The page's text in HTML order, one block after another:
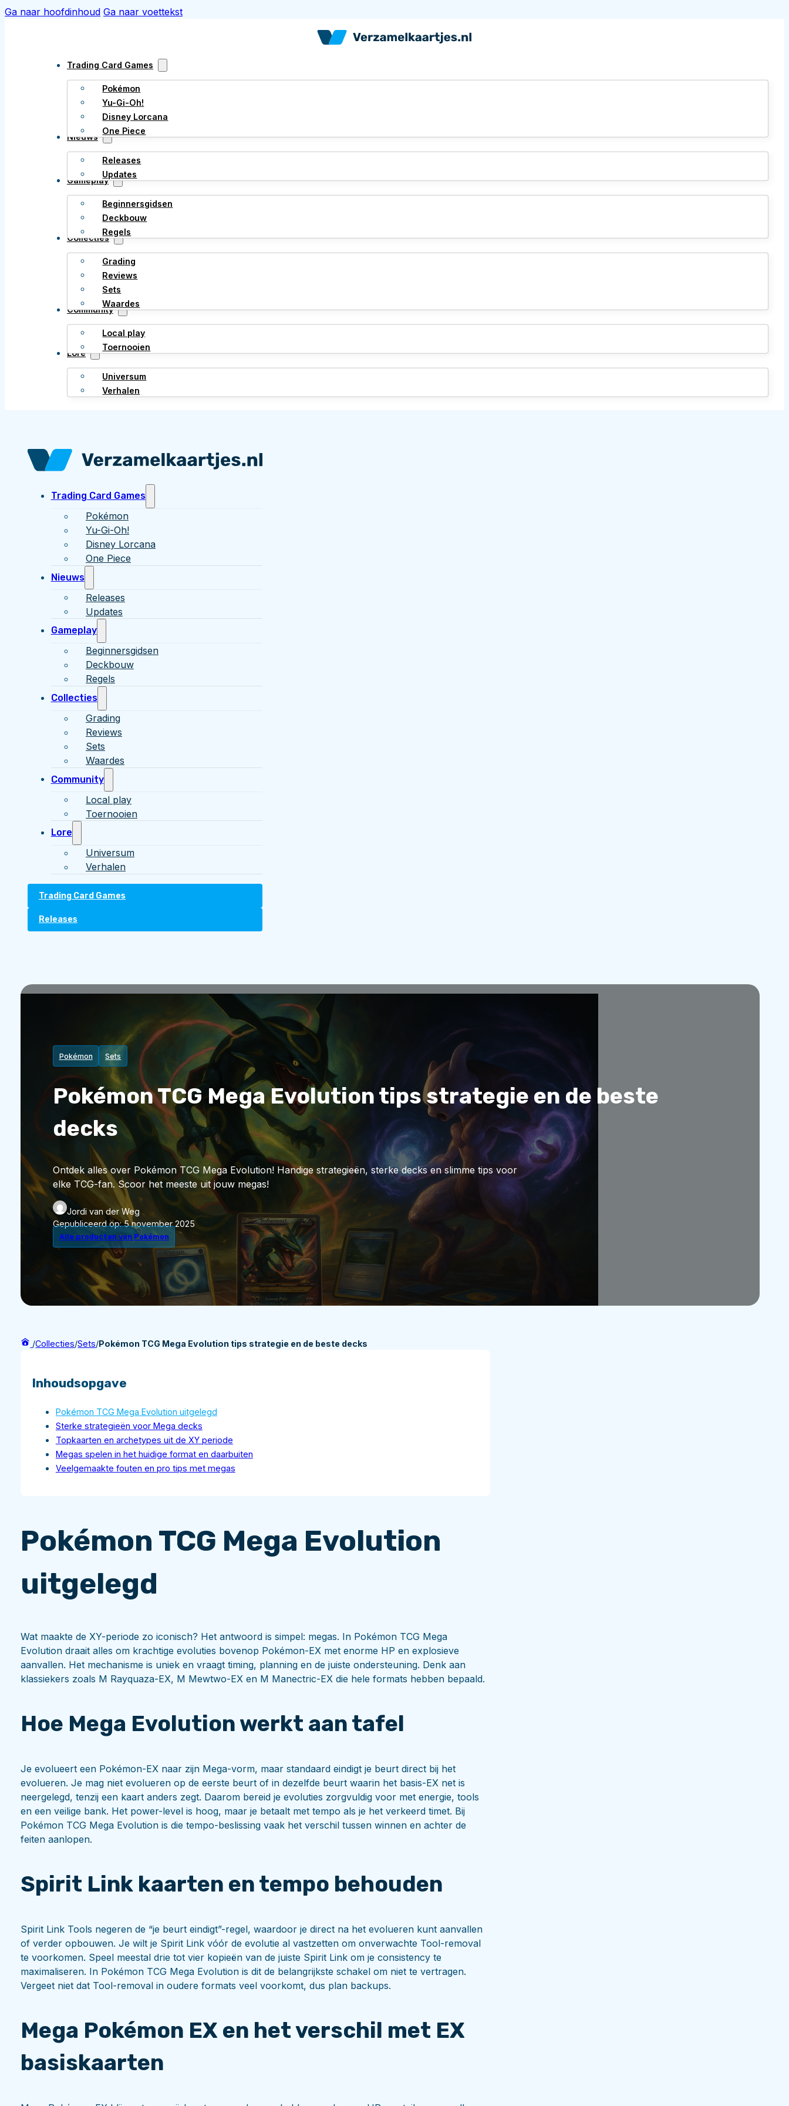
Ga naar hoofdinhoud Ga naar voettekst
Trading Card Games
Pokémon
Yu-Gi-Oh!
Disney Lorcana
One Piece
Nieuws
Releases
Updates
Gameplay
Beginnersgidsen
Deckbouw
Regels
Collecties
Grading
Reviews
Sets
Waardes
Community
Local play
Toernooien
Lore
Universum
Verhalen
Trading Card Games
Pokémon
Yu-Gi-Oh!
Disney Lorcana
One Piece
Nieuws
Releases
Updates
Gameplay
Beginnersgidsen
Deckbouw
Regels
Collecties
Grading
Reviews
Sets
Waardes
Community
Local play
Toernooien
Lore
Universum
Verhalen
Trading Card Games
Releases
Pokémon Sets
Pokémon TCG Mega Evolution tips strategie en de beste
decks
Ontdek alles over Pokémon TCG Mega Evolution! Handige strategieën, sterke decks en slimme tips voor
elke TCG-fan. Scoor het meeste uit jouw megas!
Jordi van der Weg
Gepubliceerd op:5 november 2025
Alle producten van Pokémon
/Collecties/Sets/Pokémon TCG Mega Evolution tips strategie en de beste decks
Inhoudsopgave
Pokémon TCG Mega Evolution uitgelegd
Sterke strategieën voor Mega decks
Topkaarten en archetypes uit de XY periode
Megas spelen in het huidige format en daarbuiten
Veelgemaakte fouten en pro tips met megas
Pokémon TCG Mega Evolution
uitgelegd
Wat maakte de XY-periode zo iconisch? Het antwoord is simpel: megas. In Pokémon TCG Mega
Evolution draait alles om krachtige evoluties bovenop Pokémon-EX met enorme HP en explosieve
aanvallen. Het mechanisme is uniek en vraagt timing, planning en de juiste ondersteuning. Denk aan
klassiekers zoals M Rayquaza-EX, M Mewtwo-EX en M Manectric-EX die hele formats hebben bepaald.
Hoe Mega Evolution werkt aan tafel
Je evolueert een Pokémon-EX naar zijn Mega-vorm, maar standaard eindigt je beurt direct bij het
evolueren. Je mag niet evolueren op de eerste beurt of in dezelfde beurt waarin het basis-EX net is
neergelegd, tenzij een kaart anders zegt. Daarom bereid je evoluties zorgvuldig voor met energie, tools
en een veilige bank. Het power-level is hoog, maar je betaalt met tempo als je het verkeerd timet. Bij
Pokémon TCG Mega Evolution is die tempo-beslissing vaak het verschil tussen winnen en achter de
feiten aanlopen.
Spirit Link kaarten en tempo behouden
Spirit Link Tools negeren de “je beurt eindigt”-regel, waardoor je direct na het evolueren kunt aanvallen
of verder opbouwen. Je wilt je Spirit Link vóór de evolutie al vastzetten om onverwachte Tool-removal
te voorkomen. Speel meestal drie tot vier kopieën van de juiste Spirit Link om je consistency te
maximaliseren. In Pokémon TCG Mega Evolution is dit de belangrijkste schakel om niet te vertragen.
Vergeet niet dat Tool-removal in oudere formats veel voorkomt, dus plan backups.
Mega Pokémon EX en het verschil met EX
basiskaarten